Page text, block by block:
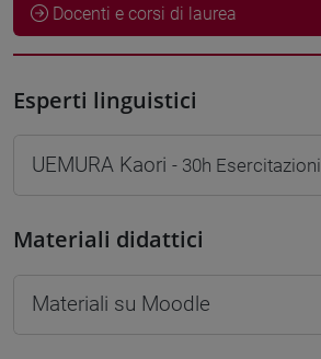
Docenti e corsi di laurea
Esperti linguistici
UEMURA Kaori - 30h Esercitazioni
Materiali didattici
Materiali su Moodle